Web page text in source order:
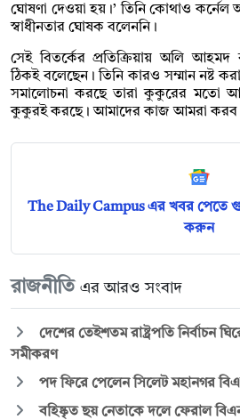
ঘোষণা দেওয়া হয়।’ তিনি কোথাও কর্নেল
স্বাধীনতার ঘোষক বলেননি।
সেই বিতর্কের প্রতিক্রিয়ায় অলি আহমদ
ঠিকই বলেছেন। তিনি কারও সম্মান নষ্ট
সমালোচনা করছে তারা কুকুরের মতো
কুকুরই করছে। আমাদের কাজ আমরা
The Daily Campus এর খবর পেতে
করুন
রাজনীতি এর আরও সংবাদ
দেশের তেইশতম রাষ্ট্রপতি নির্বাচন
সমীকরণ
পদ ফিরে পেলেন সিলেট মহানগর
বহিষ্কৃত ছয় নেতাকে দলে ফেরাল